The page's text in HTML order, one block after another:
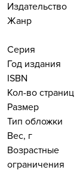
Издательство
Жанр
Серия
Год издания
ISBN
Кол-во страниц
Размер
Тип обложки
Вес, г
Возрастные
ограничения